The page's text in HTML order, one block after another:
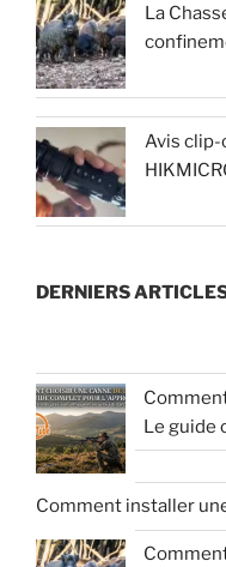
La
Avis clip-
DERNIERS
Le guide
Comment installer